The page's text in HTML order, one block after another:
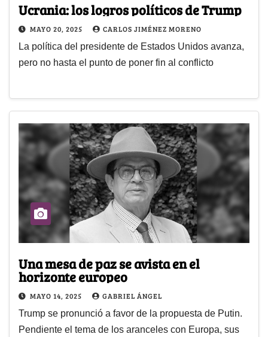
Ucrania: los logros políticos de Trump
MAYO 20, 2025 CARLOS JIMÉNEZ MORENO
La política del presidente de Estados Unidos avanza,
pero no hasta el punto de poner fin al conflicto
Una mesa de paz se avista en el
horizonte europeo
MAYO 14, 2025 GABRIEL ÁNGEL
Trump se pronunció a favor de la propuesta de Putin.
Pendiente el tema de los aranceles con Europa, sus